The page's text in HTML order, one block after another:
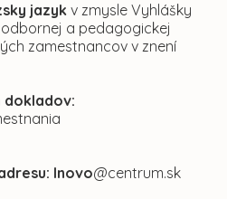
jazyk v zmysle Vyhlášky
odbornej a pedagogickej
zamestnancov v znení
dokladov:
lnovo@centrum.sk